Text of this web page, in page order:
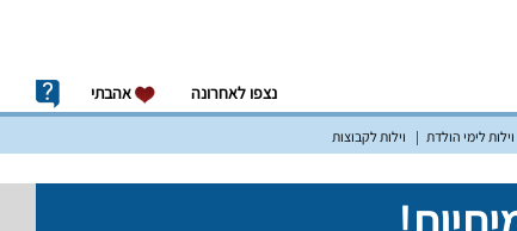
נצפו לאחרונה אהבתי
וילות לימי הולדת וילות לקבוצות